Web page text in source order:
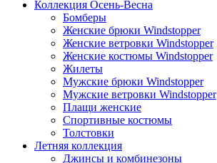
Коллекция Осень-Весна
Бомберы
Женские брюки Windstopper
Женские ветровки Windstopper
Женские костюмы Windstopper
Жилеты
Мужские брюки Windstopper
Мужские ветровки Windstopper
Плащи женские
Спортивные костюмы
Толстовки
Летняя коллекция
Джинсы и комбинезоны